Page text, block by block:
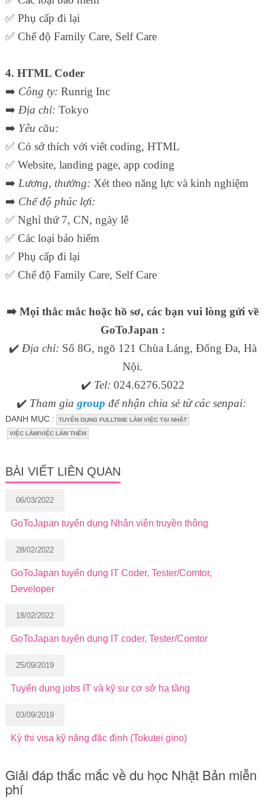
✅Phụ cấp đi lại
✅Chế độ Family Care, Self Care
4. HTML Coder
➡️ Công ty: Runrig Inc
➡️ Địa chỉ: Tokyo
➡️ Yêu cầu:
✅Có sở thích với viết coding, HTML
✅Website, landing page, app coding
➡️ Lương, thưởng: Xét theo năng lực và kinh nghiệm
➡️ Chế độ phúc lợi:
✅Nghỉ thứ 7, CN, ngày lễ
✅Các loại bảo hiểm
✅Phụ cấp đi lại
✅Chế độ Family Care, Self Care
➡️ Mọi thắc mắc hoặc hồ sơ, các bạn vui lòng gửi về
GoToJapan :
✔️Địa chỉ: Số 8G, ngõ 121 Chùa Láng, Đống Đa, Hà
Nội.
✔️Tel: 024.6276.5022
✔️Tham gia group để nhận chia sẻ từ các senpai:
DANH MỤC : TUYỂN DỤNG FULLTIME LÀM VIỆC TẠI NHẬT
VIỆC LÀM/VIỆC LÀM THÊM
BÀI VIẾT LIÊN QUAN
06/03/2022
GoToJapan tuyển dụng Nhân viên truyền thông
28/02/2022
GoToJapan tuyển dụng IT Coder, Tester/Comtor,
Developer
18/02/2022
GoToJapan tuyển dụng IT coder, Tester/Comtor
25/09/2019
Tuyển dụng jobs IT và kỹ sư cơ sở hạ tầng
03/09/2019
Kỳ thi visa kỹ năng đặc định (Tokutei gino)
Giải đáp thắc mắc về du học Nhật Bản miễn
phí